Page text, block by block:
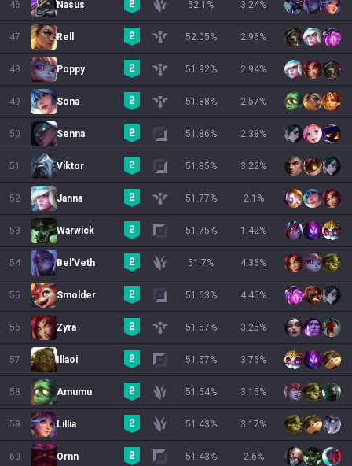
46 Nasus 52.1 % 3.24%
47 Rell 52.05% 2.96%
48 Poppy 51.92% 2.94%
49 Sona 51.88% 2.57%
50 Senna 51.86% 2.38%
51 Viktor 51.85% 3.22%
52 Janna 51.77% 2.1 %
53 Warwick 51.75% 1.42%
54 Bel'Veth 51.7% 4.36%
55 Smolder 51.63% 4.45%
56 Zyra 51.57% 3.25%
57 Illaoi 51.57% 3.76%
58 Amumu 51.54% 3.15%
59 Lillia 51.43% 3.17%
60 Ornn 51.43% 2.6%